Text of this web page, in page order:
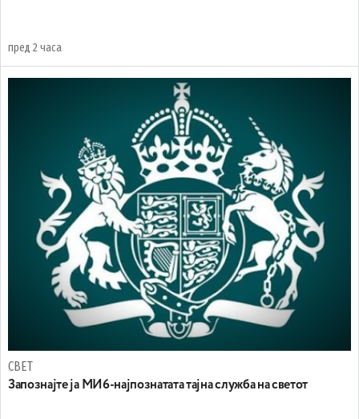
пред 2 часа
СВЕТ
Запознајте ја МИ6-најпознатата тајна служба на светот